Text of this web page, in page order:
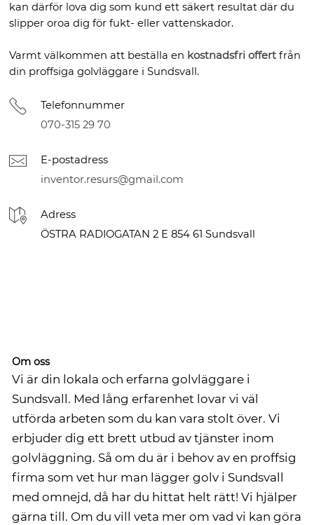
kan därför lova dig som kund ett säkert resultat där du
slipper oroa dig för fukt- eller vattenskador.
Varmt välkommen att beställa en kostnadsfri offert från
din proffsiga golvläggare i Sundsvall.
Telefonnummer
070-315 29 70
E-postadress
inventor.resurs@gmail.com
Adress
ÖSTRA RADIOGATAN 2 E 854 61 Sundsvall
Om oss
Vi är din lokala och erfarna golvläggare i
Sundsvall. Med lång erfarenhet lovar vi väl
utförda arbeten som du kan vara stolt över. Vi
erbjuder dig ett brett utbud av tjänster inom
golvläggning. Så om du är i behov av en proffsig
firma som vet hur man lägger golv i Sundsvall
med omnejd, då har du hittat helt rätt! Vi hjälper
gärna till. Om du vill veta mer om vad vi kan göra